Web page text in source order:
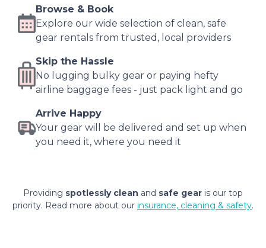
Browse & Book
Explore our wide selection of clean, safe
gear rentals from trusted, local providers
Skip the Hassle
No lugging bulky gear or paying hefty
airline baggage fees - just pack light and go
Arrive Happy
Your gear will be delivered and set up when
you need it, where you need it
Providing spotlessly clean and safe gear is our top
priority. Read more about our insurance, cleaning & safety.